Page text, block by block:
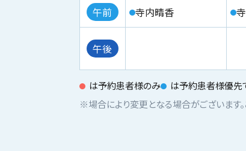
午前 寺内晴香
午後
は予約患者様のみ
は予約患者様優先
※場合により変更となる場合がございます。